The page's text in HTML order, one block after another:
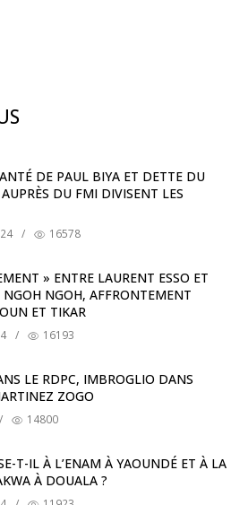
DE PAUL BIYA ET DETTE DU
DU FMI DIVISENT LES
/ 16578
» ENTRE LAURENT ESSO ET
NGOH, AFFRONTEMENT
ET TIKAR
/ 16193
LE RDPC, IMBROGLIO DANS
ZOGO
/ 14800
T-IL À L’ENAM À YAOUNDÉ ET À LA
À DOUALA ?